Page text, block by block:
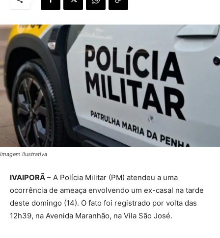
Imagem Ilustrativa
IVAIPORÃ – A Polícia Militar (PM) atendeu a uma
ocorrência de ameaça envolvendo um ex-casal na tarde
deste domingo (14). O fato foi registrado por volta das
12h39, na Avenida Maranhão, na Vila São José.